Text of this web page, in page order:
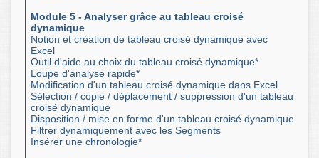
Module 5 - Analyser grâce au tableau croisé
dynamique
Notion et création de tableau croisé dynamique avec
Excel
Outil d'aide au choix du tableau croisé dynamique*
Loupe d'analyse rapide*
Modification d'un tableau croisé dynamique dans Excel
Sélection / copie / déplacement / suppression d'un tableau
croisé dynamique
Disposition / mise en forme d'un tableau croisé dynamique
Filtrer dynamiquement avec les Segments
Insérer une chronologie*